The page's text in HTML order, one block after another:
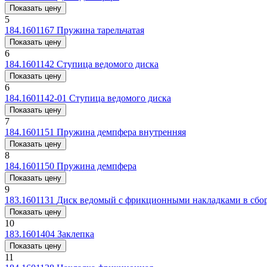
Показать цену
5
184.1601167 Пружина тарельчатая
Показать цену
6
184.1601142 Ступица ведомого диска
Показать цену
6
184.1601142-01 Ступица ведомого диска
Показать цену
7
184.1601151 Пружина демпфера внутренняя
Показать цену
8
184.1601150 Пружина демпфера
Показать цену
9
183.1601131 Диск ведомый с фрикционными накладками в
Показать цену
10
183.1601404 Заклепка
Показать цену
11